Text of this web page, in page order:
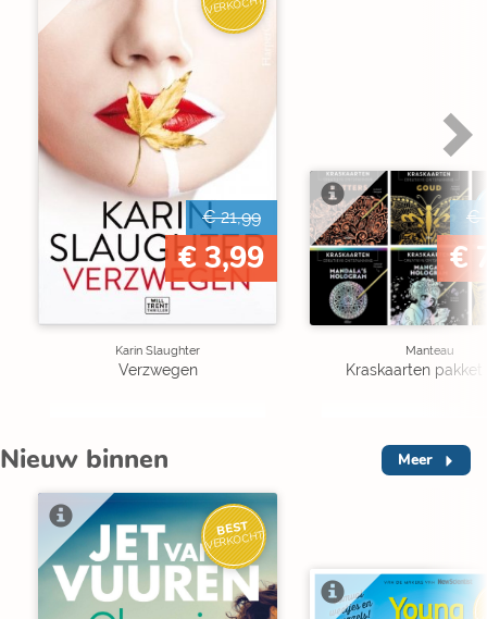
€ 21,99
€ 3,99
Karin Slaughter
Verzwegen
€
€
Manteau
Kraskaarten pakket
Nieuw binnen Meer
BEST
VERKOCHT